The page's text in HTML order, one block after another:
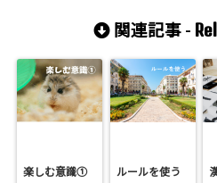
関連記事 -
楽しむ意識① ルールを使う